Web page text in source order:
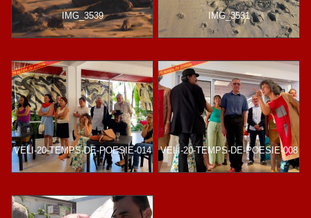
IMG_3539 IMG_3531
VELI-20-TEMPS-DE-POESIE-014 VELI-20-TEMPS-DE-POESIE-008